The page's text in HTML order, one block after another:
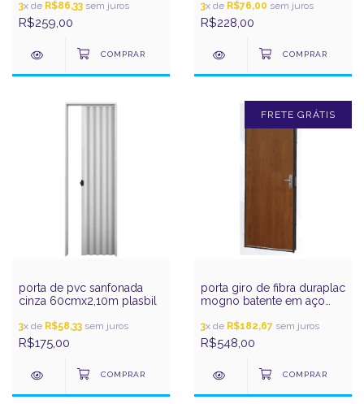
3x de R$86,33 sem juros
R$259,00
3x de R$76,00 sem juros
R$228,00
porta de pvc sanfonada
cinza 60cmx2,10m plasbil
3x de R$58,33 sem juros
R$175,00
FRETE GRÁTIS
porta giro de fibra duraplac
mogno batente em aço
3x de R$182,67 sem juros
R$548,00